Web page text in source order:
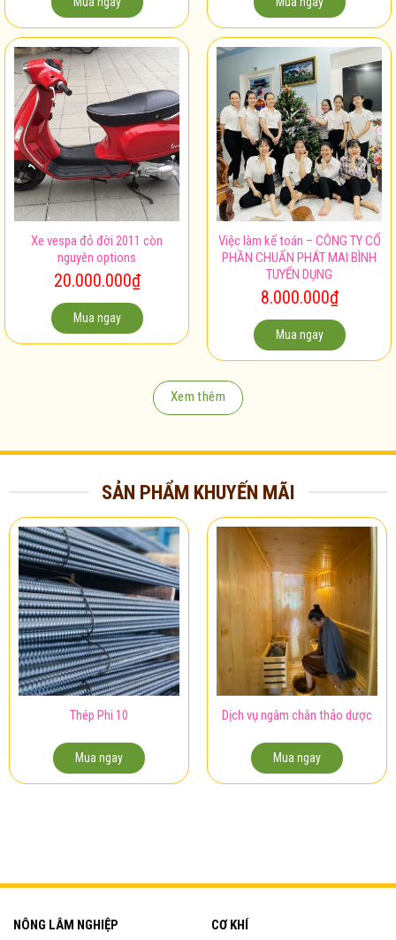
Xe vespa đỏ đời 2011 còn
nguyên options
20.000.000₫
Mua ngay
Việc làm kế toán – CÔNG TY CỔ
PHẦN CHUẨN PHÁT MAI BÌNH
TUYỂN DỤNG
8.000.000₫
Mua ngay
Xem thêm
SẢN PHẨM KHUYẾN MÃI
Thép Phi 10
Mua ngay
Dịch vụ ngâm chân thảo dược
Mua ngay
NÔNG LÂM NGHIỆP CƠ KHÍ